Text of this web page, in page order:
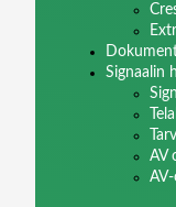
Signaalin
AV